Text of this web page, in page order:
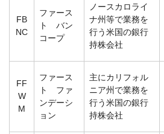
FB
NC
ファース
ト バン
コープ
ノースカロライ
ナ州等で業務を
行う米国の銀行
持株会社
FF
W
M
ファース
ト ファ
ンデーシ
ョン
主にカリフォル
ニア州で業務を
行う米国の銀行
持株会社